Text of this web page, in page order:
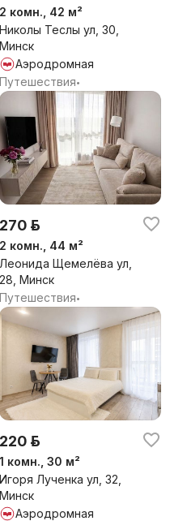
2 комн., 42 м²
Николы Теслы ул, 30,
Минск
Аэродромная
Путешествия•
270 р.
2 комн., 44 м²
Леонида Щемелёва ул,
28, Минск
Путешествия•
220 р.
1 комн., 30 м²
Игоря Лученка ул, 32,
Минск
Аэродромная